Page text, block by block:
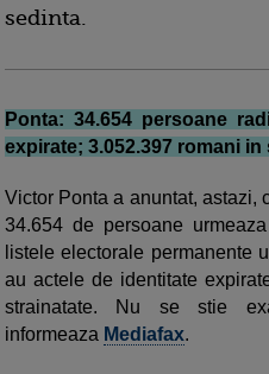
sedinta.
Ponta: 34.654 persoane
expirate; 3.052.397 romani in
Victor Ponta a anuntat, astazi,
34.654 de persoane
listele electorale permanente
au actele de identitate
strainatate. Nu se stie
informeaza Mediafax.